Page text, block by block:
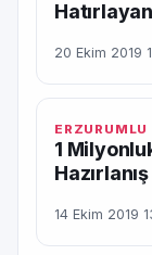
20 Ekim 2019
ERZURUMLU
1
14 Ekim 2019